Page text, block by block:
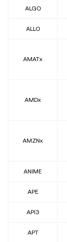
ALGO
ALLO
AMATx
AMDx
AMZNx
ANIME
APE
API3
APT